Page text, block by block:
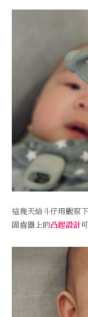
這幾天給斗仔用觀察
固齒器上的凸起設計